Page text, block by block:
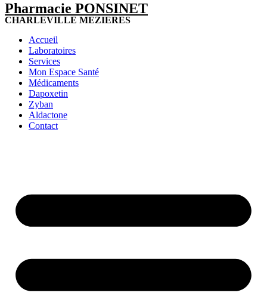
Pharmacie PONSINET
CHARLEVILLE MEZIERES
Accueil
Laboratoires
Services
Mon Espace Santé
Médicaments
Dapoxetin
Zyban
Aldactone
Contact